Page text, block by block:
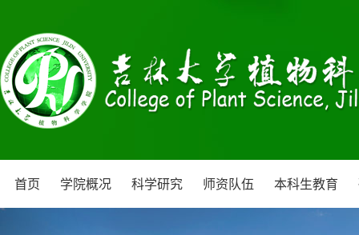
首页 学院概况 科学研究 师资队伍 本科生教育